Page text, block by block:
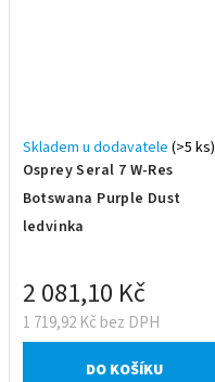
Osprey Seral 7 W-Res
Botswana Purple Dust
ledvinka
Skladem u dodavatele (>5 ks)
1 719,92 Kč bez DPH
2 081,10 Kč
DO KOŠÍKU